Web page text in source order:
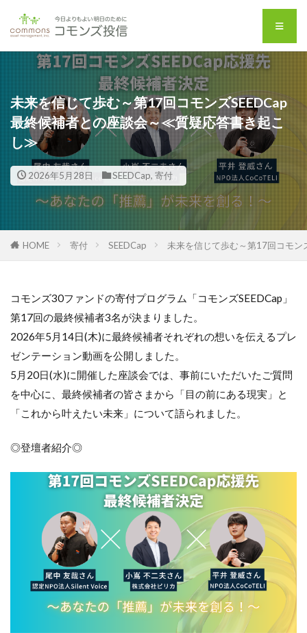
未来を信じて歩む～第17回コモンズSEEDCap
最終候補者との座談会～≪質疑応答書き起こ
し≫
2026年5月28日 SEEDCap, 寄付
HOME 寄付 SEEDCap 未来を信じて歩む～第17回コモ
コモンズ30ファンドの寄付プログラム「コモンズSEEDCap」
第17回の最終候補者3名が決まりました。
2026年5月14日(木)に最終候補者それぞれの想いを伝えるプレ
ゼンテーション動画を公開しました。
5月20日(水)に開催した座談会では、事前にいただいたご質問
を中心に、最終候補者の皆さまから「目の前にある現実」と
「これから叶えたい未来」について語られました。
◎登壇者紹介◎